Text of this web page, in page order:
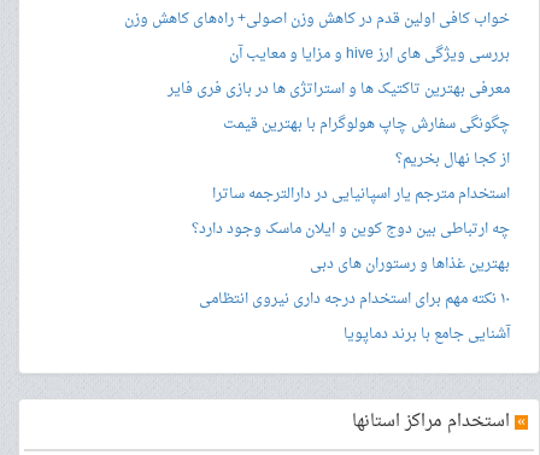
خواب کافی اولین قدم در کاهش وزن اصولی+ راه‌های کاهش وزن
بررسی ویژگی های ارز hive و مزایا و معایب آن
معرفی بهترین تاکتیک ها و استراتژی ها در بازی فری فایر
چگونگی سفارش چاپ هولوگرام با بهترین قیمت
از کجا نهال بخریم؟
استخدام مترجم یار اسپانیایی در دارالترجمه ساترا
چه ارتباطی بین دوج کوین و ایلان ماسک وجود دارد؟
بهترین غذاها و رستوران های دبی
۱۰ نکته مهم برای استخدام درجه داری نیروی انتظامی
آشنایی جامع با برند دماپویا
» استخدام مراکز استانها